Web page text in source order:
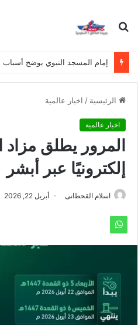
بحث
إمام المسجد النبوي يوضح أسباب
الرئيسية / اخبار عالمية
اخبار عالمية
المرور يطلق مزاد
إلكترونيًا عبر أبشر
اسلام القحطانى أبريل 22, 2026